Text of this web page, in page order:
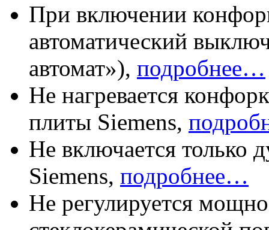
При включении
автоматический
автомат»), подробнее…
Не нагревается
плиты Siemens,
Не включается только
Siemens, подробнее…
Не регулируется